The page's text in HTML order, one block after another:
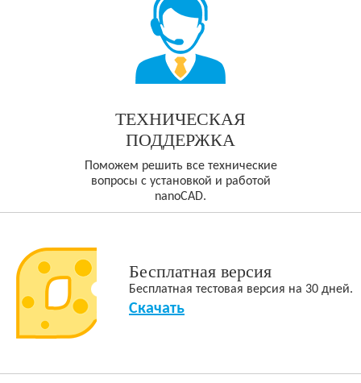
ТЕХНИЧЕСКАЯ
ПОДДЕРЖКА
Поможем решить все технические
вопросы с установкой и работой
nanoCAD.
Бесплатная версия
Бесплатная тестовая версия на 30 дней.
Скачать